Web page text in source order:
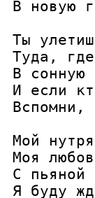
В новую
Ты
Туда,
В сонную
И если
Мой
Моя
С пьяной